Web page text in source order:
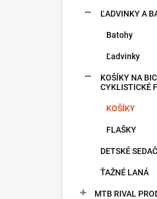
ĽADVINKY A
Batohy
Ľadvinky
KOŠÍKY NA
CYKLISTICKÉ
KOŠÍKY
FLAŠKY
DETSKÉ
ŤAŽNÉ LANÁ
MTB RIVAL